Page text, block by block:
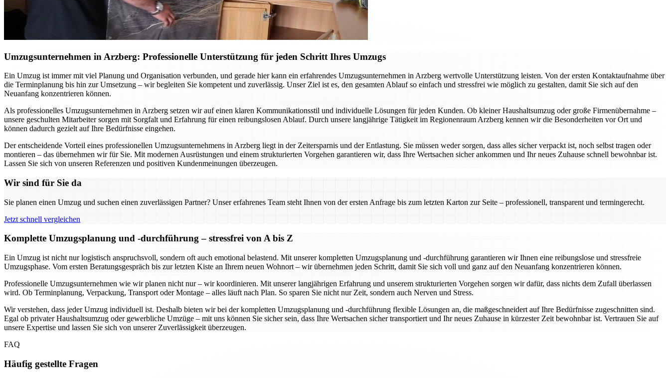
Umzugsunternehmen in Arzberg: Professionelle Unterstützung für jeden Schritt Ihres Umzugs
Ein Umzug ist immer mit viel Planung und Organisation verbunden, und gerade hier kann ein erfahrendes Umzugsunternehmen in Arzberg wertvolle Unterstützung leisten. Von der ersten Kontaktaufnahme über
die Terminplanung bis hin zur Umsetzung – wir begleiten Sie kompetent und zuverlässig. Unser Ziel ist es, den gesamten Ablauf so einfach und stressfrei wie möglich zu gestalten, damit Sie sich auf den
Neuanfang konzentrieren können.
Als professionelles Umzugsunternehmen in Arzberg setzen wir auf einen klaren Kommunikationsstil und individuelle Lösungen für jeden Kunden. Ob kleiner Haushaltsumzug oder große Firmenübernahme –
unsere geschulten Mitarbeiter sorgen mit Sorgfalt und Erfahrung für einen reibungslosen Ablauf. Durch unsere langjährige Tätigkeit im Regionenraum Arzberg kennen wir die Besonderheiten vor Ort und
können dadurch gezielt auf Ihre Bedürfnisse eingehen.
Der entscheidende Vorteil eines professionellen Umzugsunternehmens in Arzberg liegt in der Zeitersparnis und der Entlastung. Sie müssen weder sorgen, dass alles sicher verpackt ist, noch selbst tragen oder
montieren – das übernehmen wir für Sie. Mit modernen Ausrüstungen und einem strukturierten Vorgehen garantieren wir, dass Ihre Wertsachen sicher ankommen und Ihr neues Zuhause schnell bewohnbar ist.
Lassen Sie sich von unseren Referenzen und positiven Kundenmeinungen überzeugen.
Wir sind für Sie da
Sie planen einen Umzug und suchen einen zuverlässigen Partner? Unser erfahrenes Team steht Ihnen von der ersten Anfrage bis zum letzten Karton zur Seite – professionell, transparent und termingerecht.
Jetzt schnell vergleichen
Komplette Umzugsplanung und -durchführung – stressfrei von A bis Z
Ein Umzug ist nicht nur logistisch anspruchsvoll, sondern oft auch emotional belastend. Mit unserer kompletten Umzugsplanung und -durchführung garantieren wir Ihnen eine reibungslose und stressfreie
Umzugsphase. Vom ersten Beratungsgespräch bis zur letzten Kiste an Ihrem neuen Wohnort – wir übernehmen jeden Schritt, damit Sie sich voll und ganz auf den Neuanfang konzentrieren können.
Professionelle Umzugsunternehmen wie wir planen nicht nur – wir koordinieren. Mit unserer langjährigen Erfahrung und unserem strukturierten Vorgehen sorgen wir dafür, dass nichts dem Zufall überlassen
wird. Ob Terminplanung, Verpackung, Transport oder Montage – alles läuft nach Plan. So sparen Sie nicht nur Zeit, sondern auch Nerven und Stress.
Wir verstehen, dass jeder Umzug individuell ist. Deshalb bieten wir bei der kompletten Umzugsplanung und -durchführung flexible Lösungen an, die maßgeschneidert auf Ihre Bedürfnisse zugeschnitten sind.
Egal ob privater Haushaltsumzug oder gewerbliche Umzüge – mit uns können Sie sicher sein, dass Ihre Wertsachen sicher transportiert und Ihr neues Zuhause in kürzester Zeit bewohnbar ist. Vertrauen Sie auf
unsere Expertise und lassen Sie sich von unserer Zuverlässigkeit überzeugen.
FAQ
Häufig gestellte Fragen